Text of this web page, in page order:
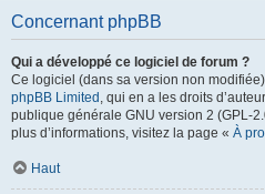
Concernant phpBB
Qui a développé ce logiciel de forum ?
Ce logiciel (dans sa version non
phpBB Limited , qui en a les droits
publique générale GNU version 2 (GPL-
plus d’informations, visitez la page « À
Haut